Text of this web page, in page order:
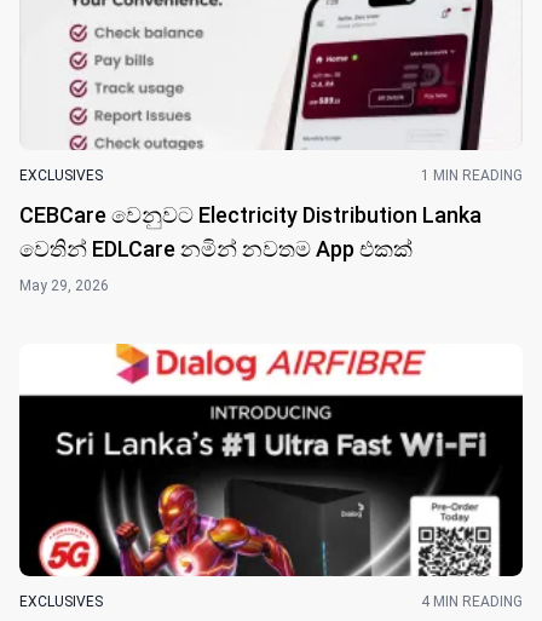
EXCLUSIVES 1 MIN READING
CEBCare වෙනුවට Electricity Distribution Lanka
වෙතින් EDLCare නමින් නවතම App එකක්
May 29, 2026
EXCLUSIVES 4 MIN READING